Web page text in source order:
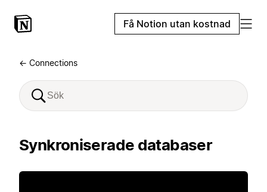
Få Notion utan kostnad
← Connections
Synkroniserade databaser